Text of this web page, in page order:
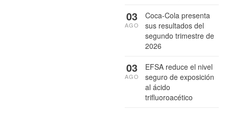
Coca-Cola presenta
sus resultados del
segundo trimestre de
2026
03
AGO
EFSA reduce el nivel
seguro de exposición
al ácido
trifluoroacético
03
AGO